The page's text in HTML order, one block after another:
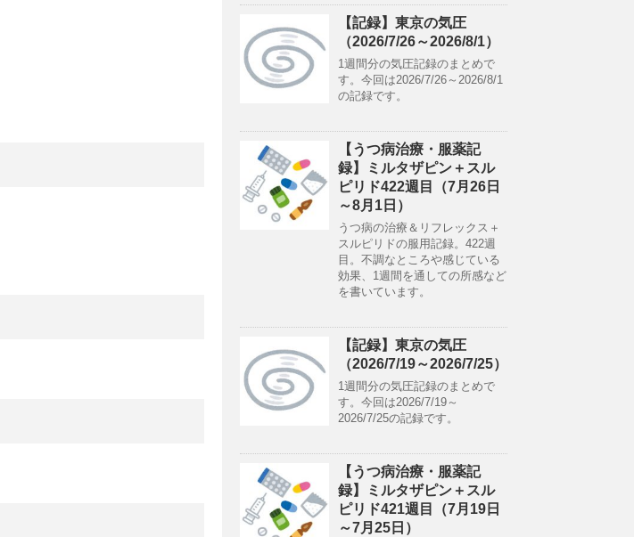
【記録】東京の気圧
（2026/7/26～2026/8/1）
1週間分の気圧記録のまとめで
す。今回は2026/7/26～2026/8/1
の記録です。
【うつ病治療・服薬記
録】ミルタザピン＋スル
ピリド422週目（7月26日
～8月1日）
うつ病の治療＆リフレックス＋
スルピリドの服用記録。422週
目。不調なところや感じている
効果、1週間を通しての所感など
を書いています。
【記録】東京の気圧
（2026/7/19～2026/7/25）
1週間分の気圧記録のまとめで
す。今回は2026/7/19～
2026/7/25の記録です。
【うつ病治療・服薬記
録】ミルタザピン＋スル
ピリド421週目（7月19日
～7月25日）